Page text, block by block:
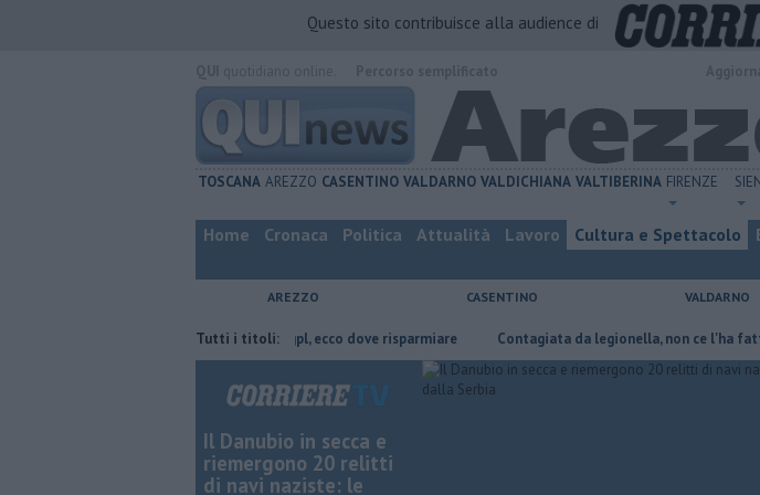
Questo sito contribuisce alla audience di
TOSCANA AREZZO CASENTINO VALDARNO VALDICHIANA VALTIBERINA FIRENZE
Home Cronaca Politica Attualità Lavoro Cultura e Spettacolo
AREZZO CASENTINO VALDARNO
Tutti i titoli:
​Benzina, gasolio, gpl, ecco dove risparmiare Contagiata da legionella, non ce l'ha fatta
Il Danubio in secca e
riemergono 20 relitti
di navi naziste: le